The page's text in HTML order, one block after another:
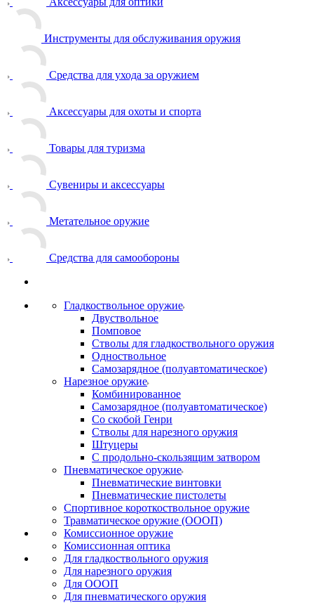
Инструменты для обслуживания оружия
Средства для ухода за оружием
Аксессуары для охоты и спорта
Товары для туризма
Сувениры и аксессуары
Метательное оружие
Средства для самообороны
Гладкоствольное оружие
Двуствольное
Помповое
Стволы для гладкоствольного оружия
Одноствольное
Самозарядное (полуавтоматическое)
Нарезное оружие
Комбинированное
Самозарядное (полуавтоматическое)
Со скобой Генри
Стволы для нарезного оружия
Штуцеры
С продольно-скользящим затвором
Пневматическое оружие
Пневматические винтовки
Пневматические пистолеты
Спортивное короткоствольное оружие
Травматическое оружие (ОООП)
Комиссионное оружие
Комиссионная оптика
Для гладкоствольного оружия
Для нарезного оружия
Для ОООП
Для пневматического оружия